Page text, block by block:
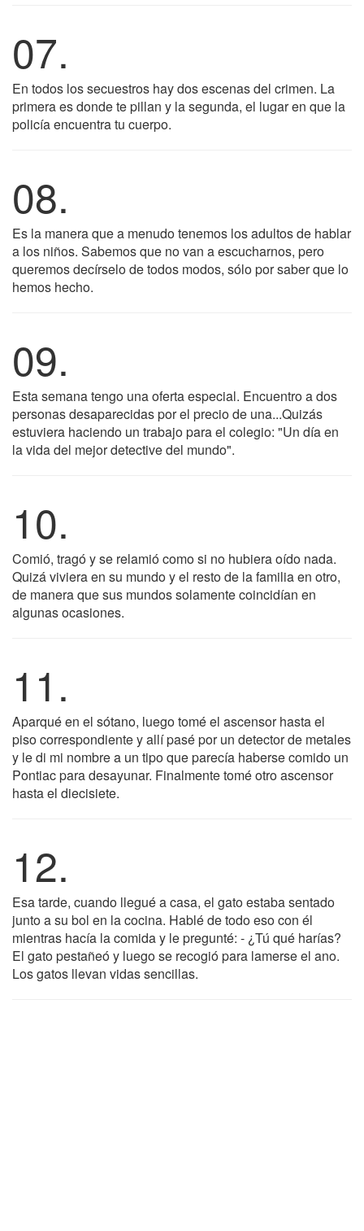
07.
En todos los secuestros hay dos escenas del crimen. La
primera es donde te pillan y la segunda, el lugar en que la
policía encuentra tu cuerpo.
08.
Es la manera que a menudo tenemos los adultos de hablar
a los niños. Sabemos que no van a escucharnos, pero
queremos decírselo de todos modos, sólo por saber que lo
hemos hecho.
09.
Esta semana tengo una oferta especial. Encuentro a dos
personas desaparecidas por el precio de una...Quizás
estuviera haciendo un trabajo para el colegio: "Un día en
la vida del mejor detective del mundo".
10.
Comió, tragó y se relamió como si no hubiera oído nada.
Quizá viviera en su mundo y el resto de la familia en otro,
de manera que sus mundos solamente coincidían en
algunas ocasiones.
11.
Aparqué en el sótano, luego tomé el ascensor hasta el
piso correspondiente y allí pasé por un detector de metales
y le di mi nombre a un tipo que parecía haberse comido un
Pontiac para desayunar. Finalmente tomé otro ascensor
hasta el diecisiete.
12.
Esa tarde, cuando llegué a casa, el gato estaba sentado
junto a su bol en la cocina. Hablé de todo eso con él
mientras hacía la comida y le pregunté: - ¿Tú qué harías?
El gato pestañeó y luego se recogió para lamerse el ano.
Los gatos llevan vidas sencillas.